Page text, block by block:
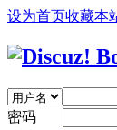
设为首页收藏本
密码